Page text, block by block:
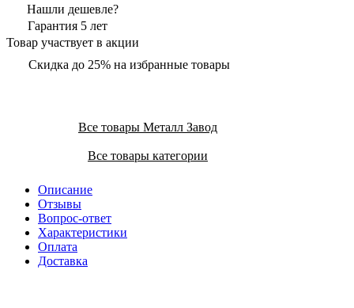
Нашли дешевле?
Гарантия 5 лет
Товар участвует в акции
Скидка до 25% на избранные товары
Все товары Металл Завод
Все товары категории
Описание
Отзывы
Вопрос-ответ
Характеристики
Оплата
Доставка